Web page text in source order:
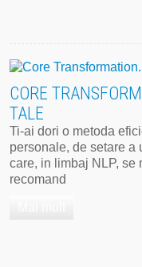
CORE
TALE
Ti-ai dori o metoda
personale, de setare a
care, in limbaj NLP, se
recomand